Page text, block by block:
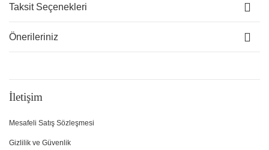
Taksit Seçenekleri
Önerileriniz
İletişim
Mesafeli Satış Sözleşmesi
Gizlilik ve Güvenlik